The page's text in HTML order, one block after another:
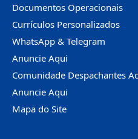
Documentos Operacionais
Currículos Personalizados
WhatsApp & Telegram
Anuncie Aqui
Comunidade Despachantes
Anuncie Aqui
Mapa do Site